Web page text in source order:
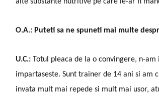
O.A.: Puteti sa ne spuneti mai multe
U.C.:Totul pleaca de la o convingere, n-
impartaseste. Sunt trainer de 14 ani si
invata mult mai repede si mult mai usor,